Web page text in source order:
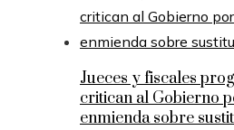
Jueces y fiscales
critican al Gobierno
enmienda sobre